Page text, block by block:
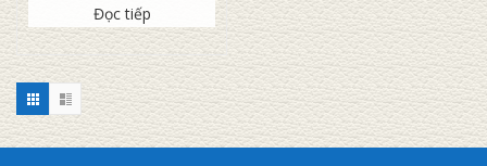
Đọc tiếp